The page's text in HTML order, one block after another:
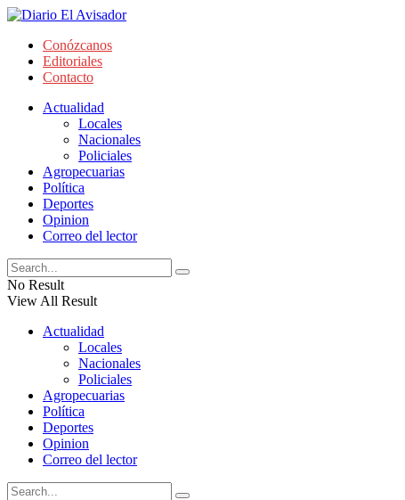
Conózcanos
Editoriales
Contacto
Actualidad
Locales
Nacionales
Policiales
Agropecuarias
Política
Deportes
Opinion
Correo del lector
No Result
View All Result
Actualidad
Locales
Nacionales
Policiales
Agropecuarias
Política
Deportes
Opinion
Correo del lector